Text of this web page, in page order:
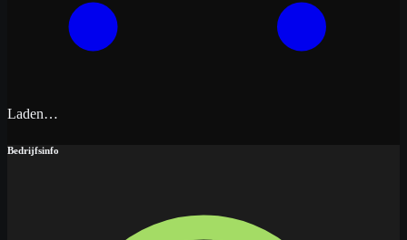
Laden…
Bedrijfsinfo